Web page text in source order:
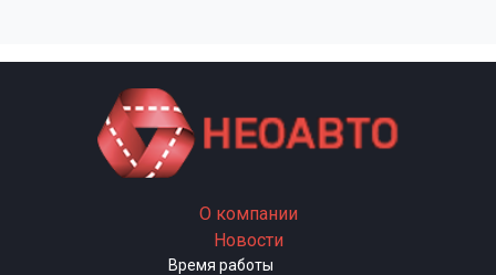
О компании
Новости
Время работы